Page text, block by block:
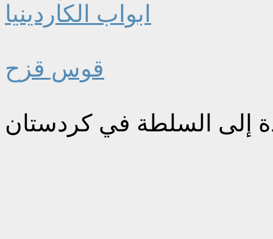
ابواب الكاردينيا
قوس قزح
إلى السلطة في كردستان